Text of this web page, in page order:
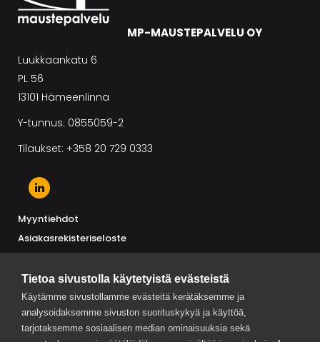
MP-MAUSTEPALVELU OY
Luukkaankatu 6
PL 56
13101 Hämeenlinna
Y-tunnus: 0855059-2
Tilaukset: +358 20 729 0333
Myyntiehdot
Asiakasrekisteriseloste
Toimittajarekisteriseloste
AJANKOHTAISTA
Tietoa sivustolla käytetyistä evästeistä
Käytämme sivustollamme evästeitä kerätäksemme ja
analysoidaksemme sivuston suorituskykyä ja käyttöä,
tarjotaksemme sosiaalisen median ominaisuuksia sekä